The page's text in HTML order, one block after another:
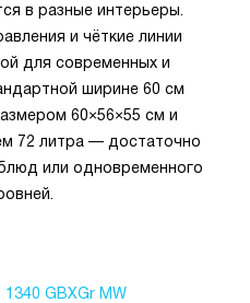
в разные интерьеры.
и чёткие линии
для современных и
ширине 60 см
60×56×55 см и
72 литра — достаточно
или одновременного
GBXGr MW